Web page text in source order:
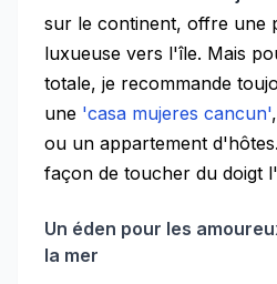
sur le continent, offre une
luxueuse vers l'île. Mais
totale, je recommande
une 'casa mujeres cancun'
ou un appartement
façon de toucher du doigt
Un éden pour les
la mer